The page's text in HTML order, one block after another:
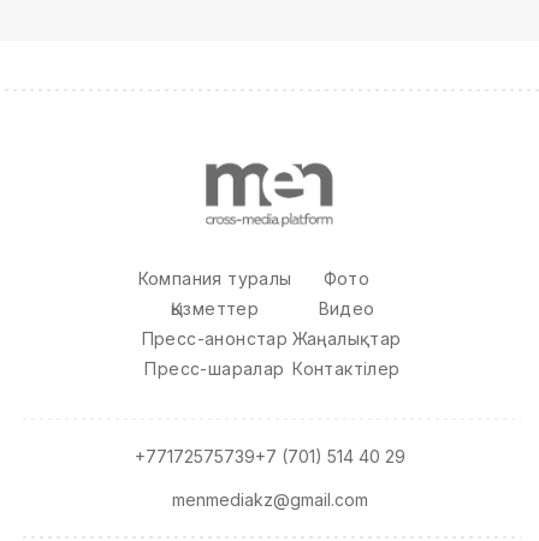
Компания туралы
Қызметтер
Пресс-анонстар
Пресс-шаралар
Фото
Видео
Жаңалықтар
Контактілер
menmediakz@gmail.com
+77172575739+7 (701) 514 40 29